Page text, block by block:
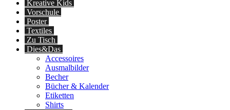
Kreative Kids
Vorschule
Poster
Textiles
Zu Tisch
Dies&Das
Accessoires
Ausmalbilder
Becher
Bücher & Kalender
Etiketten
Shirts